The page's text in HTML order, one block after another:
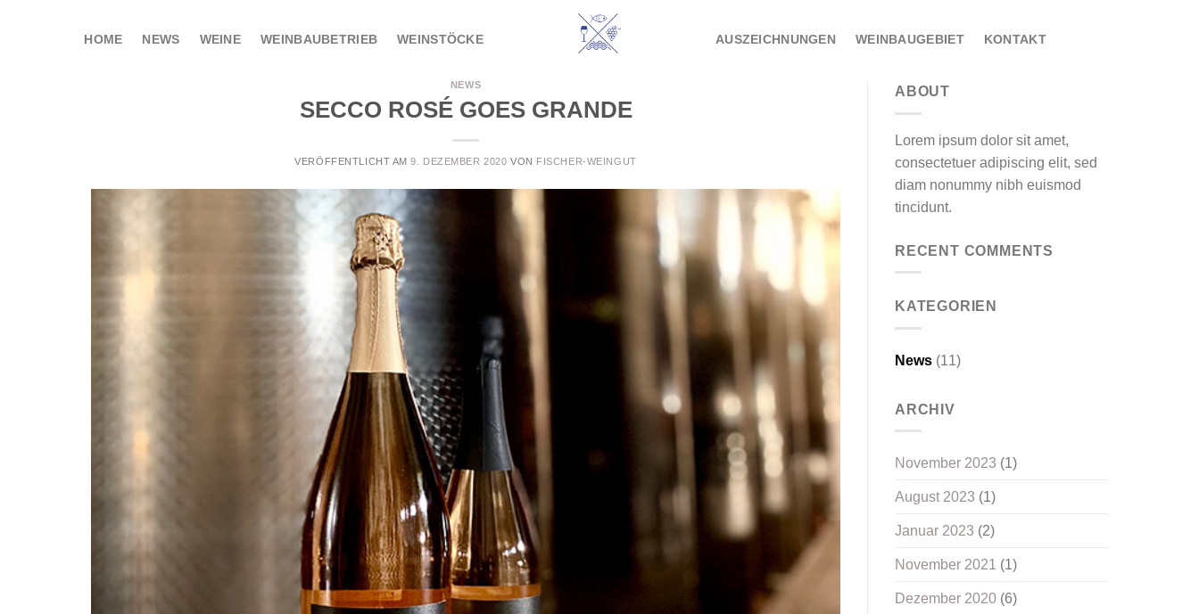
HOME NEWS WEINE WEINBAUBETRIEB WEINSTÖCKE AUSZEICHNUNGEN WEINBAUGEBIET KONTAKT
NEWS
SECCO ROSÉ GOES GRANDE
VERÖFFENTLICHT AM9. DEZEMBER 2020 VON FISCHER-WEINGUT
ABOUT
Lorem ipsum dolor sit amet,
consectetuer adipiscing elit, sed
diam nonummy nibh euismod
tincidunt.
RECENT COMMENTS
KATEGORIEN
News (11)
ARCHIV
November 2023 (1)
August 2023 (1)
Januar 2023 (2)
November 2021 (1)
Dezember 2020 (6)